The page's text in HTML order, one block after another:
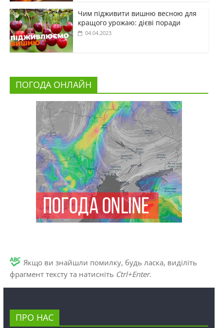
Чим підживити вишню весною для
кращого урожаю: дієві поради
04.04.2023
ПОГОДА ОНЛАЙН
Якщо ви знайшли помилку, будь ласка, виділіть
фрагмент тексту та натисніть Ctrl+Enter.
ПРО НАС